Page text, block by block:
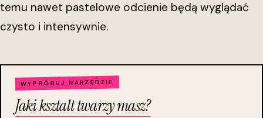
temu nawet pastelowe odcienie będą wyglądać
czysto i intensywnie.
WYPRÓBUJ NARZĘDZIE
Jaki ksztalt twarzy masz?